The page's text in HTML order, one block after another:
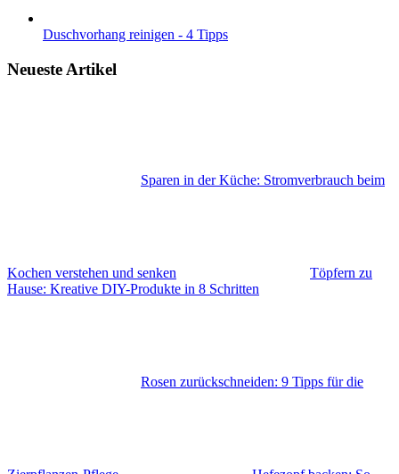
Duschvorhang reinigen - 4 Tipps
Neueste Artikel
Sparen in der Küche: Stromverbrauch beim
Kochen verstehen und senken
Töpfern zu
Hause: Kreative DIY-Produkte in 8 Schritten
Rosen zurückschneiden: 9 Tipps für die